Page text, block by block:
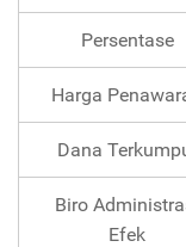
Persentase
Harga
Dana
Biro
Efek